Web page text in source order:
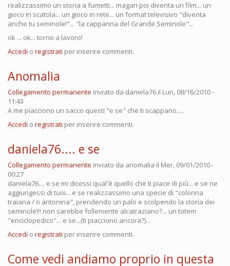
realizzassimo un storia a fumetti... magari poi diventa un film... un
gioco in scatola... un gioco in rete... un format televisivo "diventa
anche tu seminole!"... "la cappanna del Grande Seminole"...
ok ... ok... torno a lavoro!
Accedi o registrati per inserire commenti.
Anomalia
Collegamento permanente Inviato da daniela76 il Lun, 08/16/2010 -
11:43
A me piacciono un sacco questi "e se" che ti scappano.....
Accedi o registrati per inserire commenti.
daniela76.... e se
Collegamento permanente Inviato da anomalia il Mer, 09/01/2010 -
00:27
daniela76.... e se mi dicessi qual'è quello che ti piace di più... e se ne
aggiungessi di tuoi... e se realizzassimo una specie di "colonna
traiana / o antonina", prendendo un palo e scolpendo la storia dei
seminole!!! non sarebbe follemente alcatraziano?... un totem
"enciclopedico"... e se...(ti piacciono ancora?)...
Accedi o registrati per inserire commenti.
Come vedi andiamo proprio in questa